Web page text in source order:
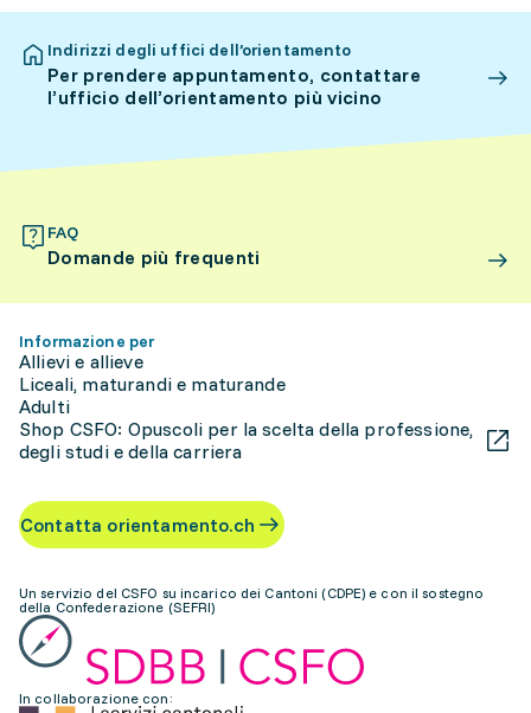
Indirizzi degli uffici dell’orientamento
Per prendere appuntamento, contattare
l’ufficio dell’orientamento più vicino
FAQ
Domande più frequenti
Informazione per
Allievi e allieve
Liceali, maturandi e maturande
Adulti
Shop CSFO: Opuscoli per la scelta della professione,
degli studi e della carriera
Contatta orientamento.ch
Un servizio del CSFO su incarico dei Cantoni (CDPE) e con il sostegno
della Confederazione (SEFRI)
In collaborazione con: